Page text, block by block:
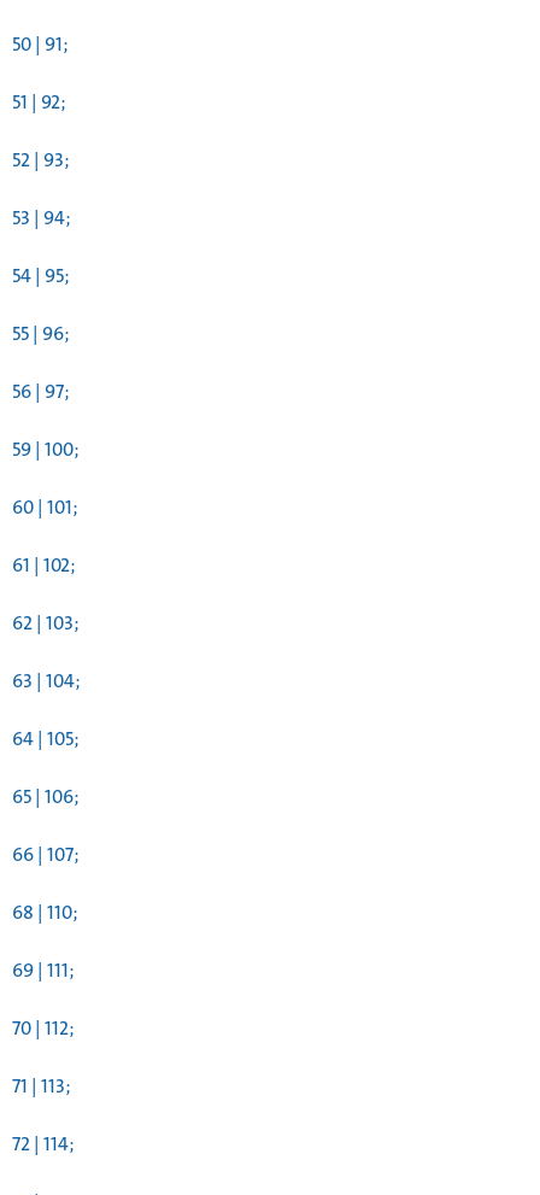
50 | 91;
51 | 92;
52 | 93;
53 | 94;
54 | 95;
55 | 96;
56 | 97;
59 | 100;
60 | 101;
61 | 102;
62 | 103;
63 | 104;
64 | 105;
65 | 106;
66 | 107;
68 | 110;
69 | 111;
70 | 112;
71 | 113;
72 | 114;